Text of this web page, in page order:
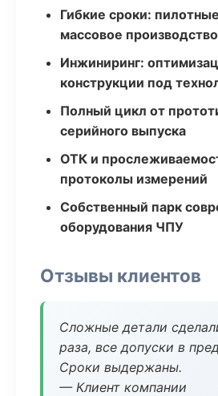
Гибкие сроки:
массовое производство
Инжиниринг:
конструкции под
Полный цикл от
серийного выпуска
ОТК и
протоколы измерений
Собственный парк
оборудования ЧПУ
Отзывы клиентов
Сложные детали
раза, все допуски в
Сроки выдержаны.
— Клиент компании